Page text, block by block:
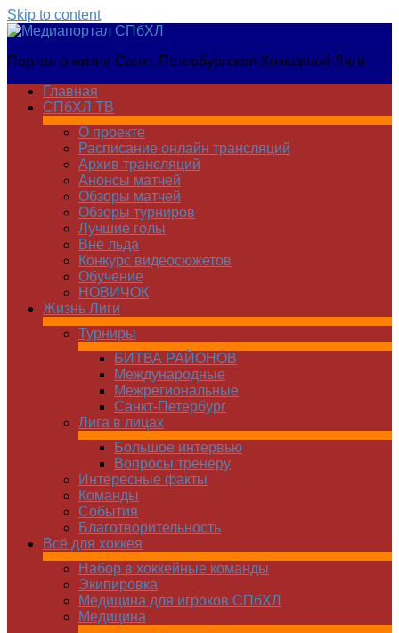
Skip to content
Медиапортал
Портал о жизни Санкт-Петербургской Хоккейной Лиги
Главная
СПбХЛ ТВ
О проекте
Расписание онлайн трансляций
Архив трансляций
Анонсы матчей
Обзоры матчей
Обзоры турниров
Лучшие голы
Вне льда
Конкурс видеосюжетов
Обучение
НОВИЧОК
Жизнь Лиги
Турниры
БИТВА РАЙОНОВ
Международные
Межрегиональные
Санкт-Петербург
Лига в лицах
Большое интервью
Вопросы тренеру
Интересные факты
Команды
Cобытия
Благотворительность
Всё для хоккея
Набор в хоккейные команды
Экипировка
Медицина для игроков СПбХЛ
Медицина